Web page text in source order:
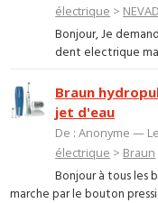
électrique >
Bonjour, Je
dent electrique
Braun
jet d'eau
De : Anonyme —
électrique > Braun
Bonjour à tous les
marche par le bouton